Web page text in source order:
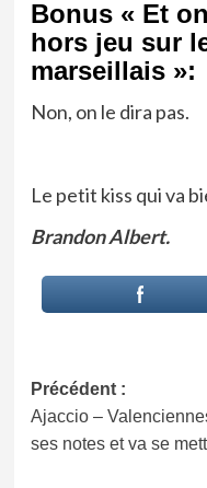
Bonus « Et
hors jeu sur
marseillais »:
Non, on le dira pas.
Le petit kiss qui va
Brandon Albert.
Navigation
d’article
Précédent :
Ajaccio –
ses notes et va se